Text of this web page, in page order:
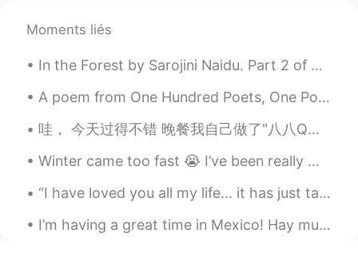
Lorena
😂
Yurani 2021.07.06 01:50
EN
ES EN
@Ian 😂😄👍
Moments liés
In the Forest by Sarojini Naidu. Part 2 of 2. Let us scatter their ashes away, for a while let...
A poem from One Hundred Poets, One Poem Each (Hyakunin isshu, 百人一首) by Fujiwara no Teika. Transl...
哇， 今天过得不错 晚餐我自己做了"八八Q猪肉" 下班的时候我去了商店买了 "Cheesy Smiles" Awesome !! 还有它们好可爱 我等不及尝试一下 🧀 😊 🧀 😊 回家的时...
Winter came too fast 😭 I’ve been really missing Florida and how warm it was when I lived there. ...
“I have loved you all my life... it has just taken me this long to find you...” ❤️ “You’re a l...
I’m having a great time in Mexico! Hay muchos lugares hermosos aquí. Mi piel arde y hay arena en ...